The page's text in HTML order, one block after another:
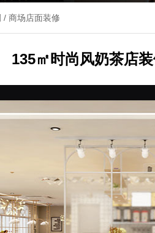
/ 商场店面装修
135㎡时尚风奶茶店